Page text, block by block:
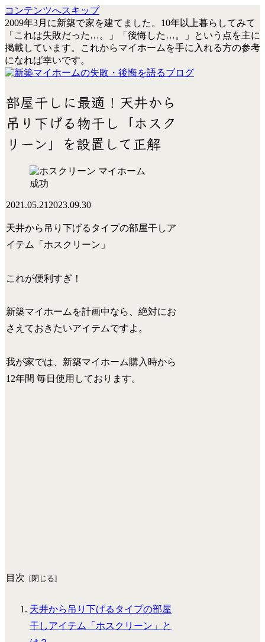
コンテンツへスキップ
2009年3月に新築で家を建てました。10年以上暮らしてみて
「これは失敗だった…。」「後悔した…。」という点を主に
掲載しています。これからマイホームを手に入れる方の参考
になれば幸いです。
部屋干しに最適！天井から
吊り下げる物干し「ホスク
リーン」を設置して正解
マイホーム
成功
2021.05.21 2023.09.30
天井から吊り下げるタイプの部屋干しア
イテム「 ホスクリーン 」
これが便利すぎ！
新築マイホームを計画中なら、絶対にお
さえておきたいアイテムですよ。
我が家では、新築マイホーム購入時から
12年間 毎日使用しております。
目次
天井から吊り下げるタイプの部屋
干しアイテム「ホスクリーン」と